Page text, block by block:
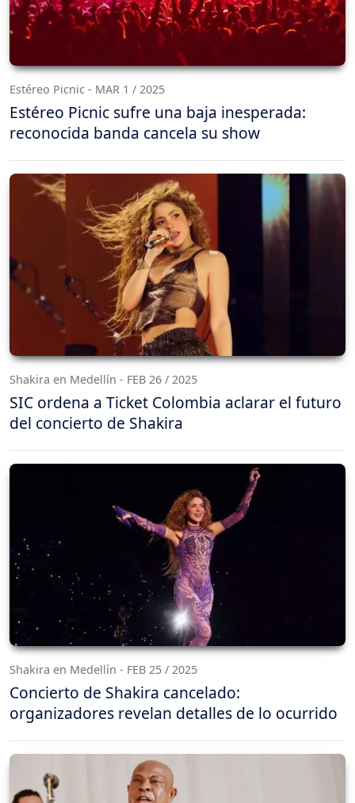
Estéreo Picnic - MAR 1 / 2025
Estéreo Picnic sufre una baja inesperada:
reconocida banda cancela su show
Shakira en Medellín - FEB 26 / 2025
SIC ordena a Ticket Colombia aclarar el futuro
del concierto de Shakira
Shakira en Medellín - FEB 25 / 2025
Concierto de Shakira cancelado:
organizadores revelan detalles de lo ocurrido